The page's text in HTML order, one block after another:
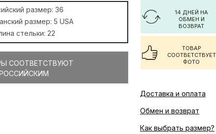
размер: 36
размер:5 USA
стельки: 22
СООТВЕТСТВУЮТ
14 ДНЕЙ НА
ОБМЕН И
ВОЗВРАТ
ТОВАР
СООТВЕТСТВУЕТ
ФОТО
Доставка и оплата
Обмен и возврат
Как выбрать размер?